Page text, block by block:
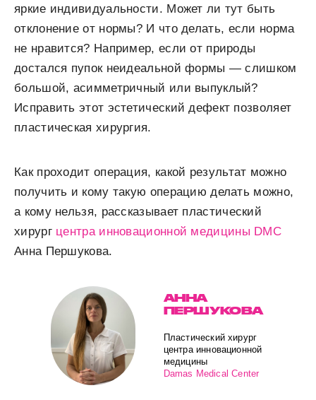
яркие индивидуальности. Может ли тут быть
отклонение от нормы? И что делать, если норма
не нравится? Например, если от природы
достался пупок неидеальной формы ― слишком
большой, асимметричный или выпуклый?
Исправить этот эстетический дефект позволяет
пластическая хирургия.
Как проходит операция, какой результат можно
получить и кому такую операцию делать можно,
а кому нельзя, рассказывает пластический
хирург центра инновационной медицины DMC
Анна Першукова.
АННА
ПЕРШУКОВА
Пластический хирург
центра инновационной
медицины
Damas Medical Center